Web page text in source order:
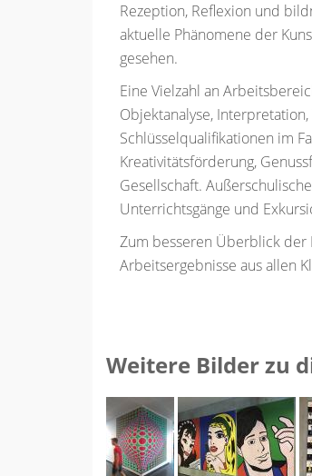
Rezeption, Reflexion und
aktuelle Phänomene der
gesehen.
Eine Vielzahl an
Objektanalyse,
Schlüsselqualifikationen im
Kreativitätsförderung,
Gesellschaft.
Unterrichtsgänge und
Zum besseren Überblick
Arbeitsergebnisse aus allen
Weitere Bilder zu